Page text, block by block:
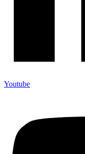
Youtube